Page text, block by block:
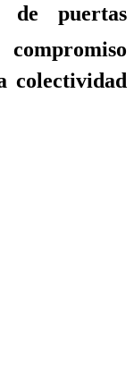
de puertas
colectividad